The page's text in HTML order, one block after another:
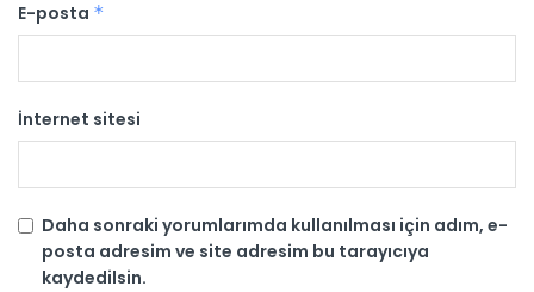
E-posta *
İnternet sitesi
Daha sonraki yorumlarımda kullanılması için adım, e-
posta adresim ve site adresim bu tarayıcıya
kaydedilsin.